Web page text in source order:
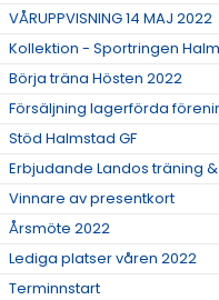
VÅRUPPVISNING 14 MAJ 2022
Kollektion - Sportringen
Börja träna Hösten 2022
Försäljning lagerförda
Stöd Halmstad GF
Erbjudande Landos träning
Vinnare av presentkort
Årsmöte 2022
Lediga platser våren 2022
Terminnstart